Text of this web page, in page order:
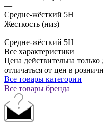
—
Средне-жёсткий 5H
Жесткость (низ)
—
Средне-жёсткий 5H
Все характеристики
Цена действительна
отличаться от цен в
Все товары категории
Все товары бренда